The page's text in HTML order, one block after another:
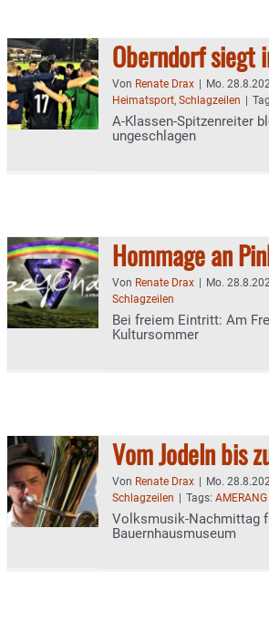
Oberndorf siegt
Von Renate Drax Mo.
Heimatsport, Schlagzeilen
A-Klassen-Spitzenreiter
ungeschlagen
Hommage an
Von Renate Drax Mo.
Schlagzeilen
Bei freiem Eintritt: Am
Kultursommer
Vom Jodeln bis
Von Renate Drax Mo.
Schlagzeilen
Tags: AMERANG
Volksmusik-Nachmittag
Bauernhausmuseum